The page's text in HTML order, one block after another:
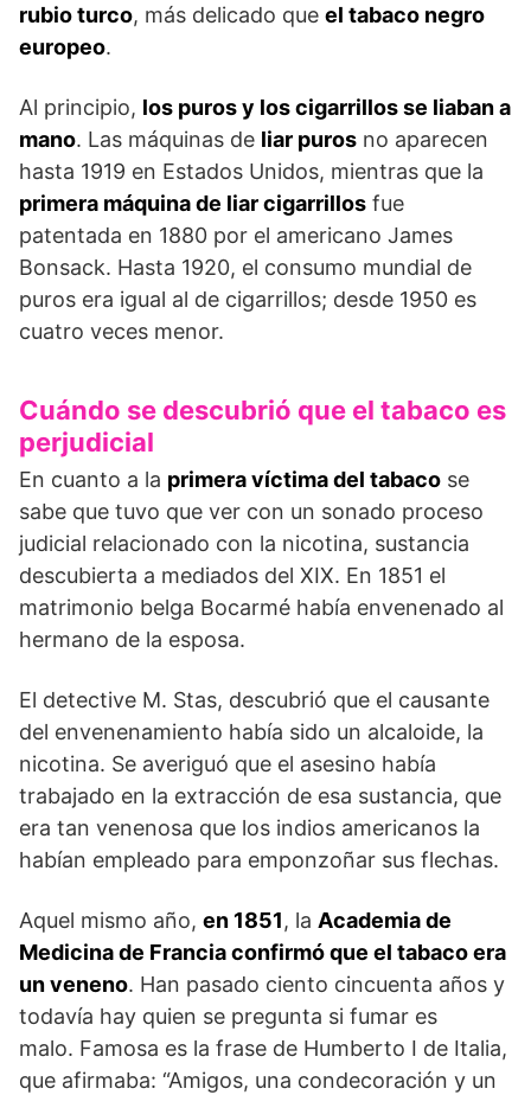
rubio turco, más delicado que el tabaco negro
europeo.
Al principio, los puros y los cigarrillos se liaban a
mano. Las máquinas de liar puros no aparecen
hasta 1919 en Estados Unidos, mientras que la
primera máquina de liar cigarrillos fue
patentada en 1880 por el americano James
Bonsack. Hasta 1920, el consumo mundial de
puros era igual al de cigarrillos; desde 1950 es
cuatro veces menor.
Cuándo se descubrió que el tabaco es
perjudicial
En cuanto a la primera víctima del tabaco se
sabe que tuvo que ver con un sonado proceso
judicial relacionado con la nicotina, sustancia
descubierta a mediados del XIX. En 1851 el
matrimonio belga Bocarmé había envenenado al
hermano de la esposa.
El detective M. Stas, descubrió que el causante
del envenenamiento había sido un alcaloide, la
nicotina. Se averiguó que el asesino había
trabajado en la extracción de esa sustancia, que
era tan venenosa que los indios americanos la
habían empleado para emponzoñar sus flechas.
Aquel mismo año, en 1851, la Academia de
Medicina de Francia confirmó que el tabaco era
un veneno. Han pasado ciento cincuenta años y
todavía hay quien se pregunta si fumar es
malo. Famosa es la frase de Humberto I de Italia,
que afirmaba: “Amigos, una condecoración y un